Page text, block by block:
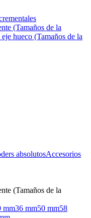
(Tamaños de la
hueco (Tamaños de la
absolutosAccesorios
(Tamaños de la
mm36 mm50 mm58